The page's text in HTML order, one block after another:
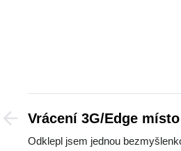
Vrácení 3G/Edge
5/5S/5C
Odklepl jsem jednou